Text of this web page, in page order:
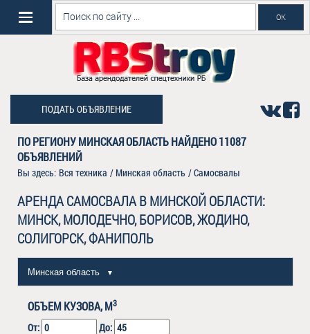
ПОДАТЬ ОБЪЯВЛЕНИЕ
ПО РЕГИОНУ МИНСКАЯ ОБЛАСТЬ НАЙДЕНО11087
ОБЪЯВЛЕНИЙ
Вы здесь: Вся техника / Минская область /Самосвалы
АРЕНДА САМОСВАЛА В МИНСКОЙ ОБЛАСТИ:
МИНСК, МОЛОДЕЧНО, БОРИСОВ, ЖОДИНО,
СОЛИГОРСК, ФАНИПОЛЬ
Минская область ▼
ОБЪЕМ КУЗОВА, М3
От: До: